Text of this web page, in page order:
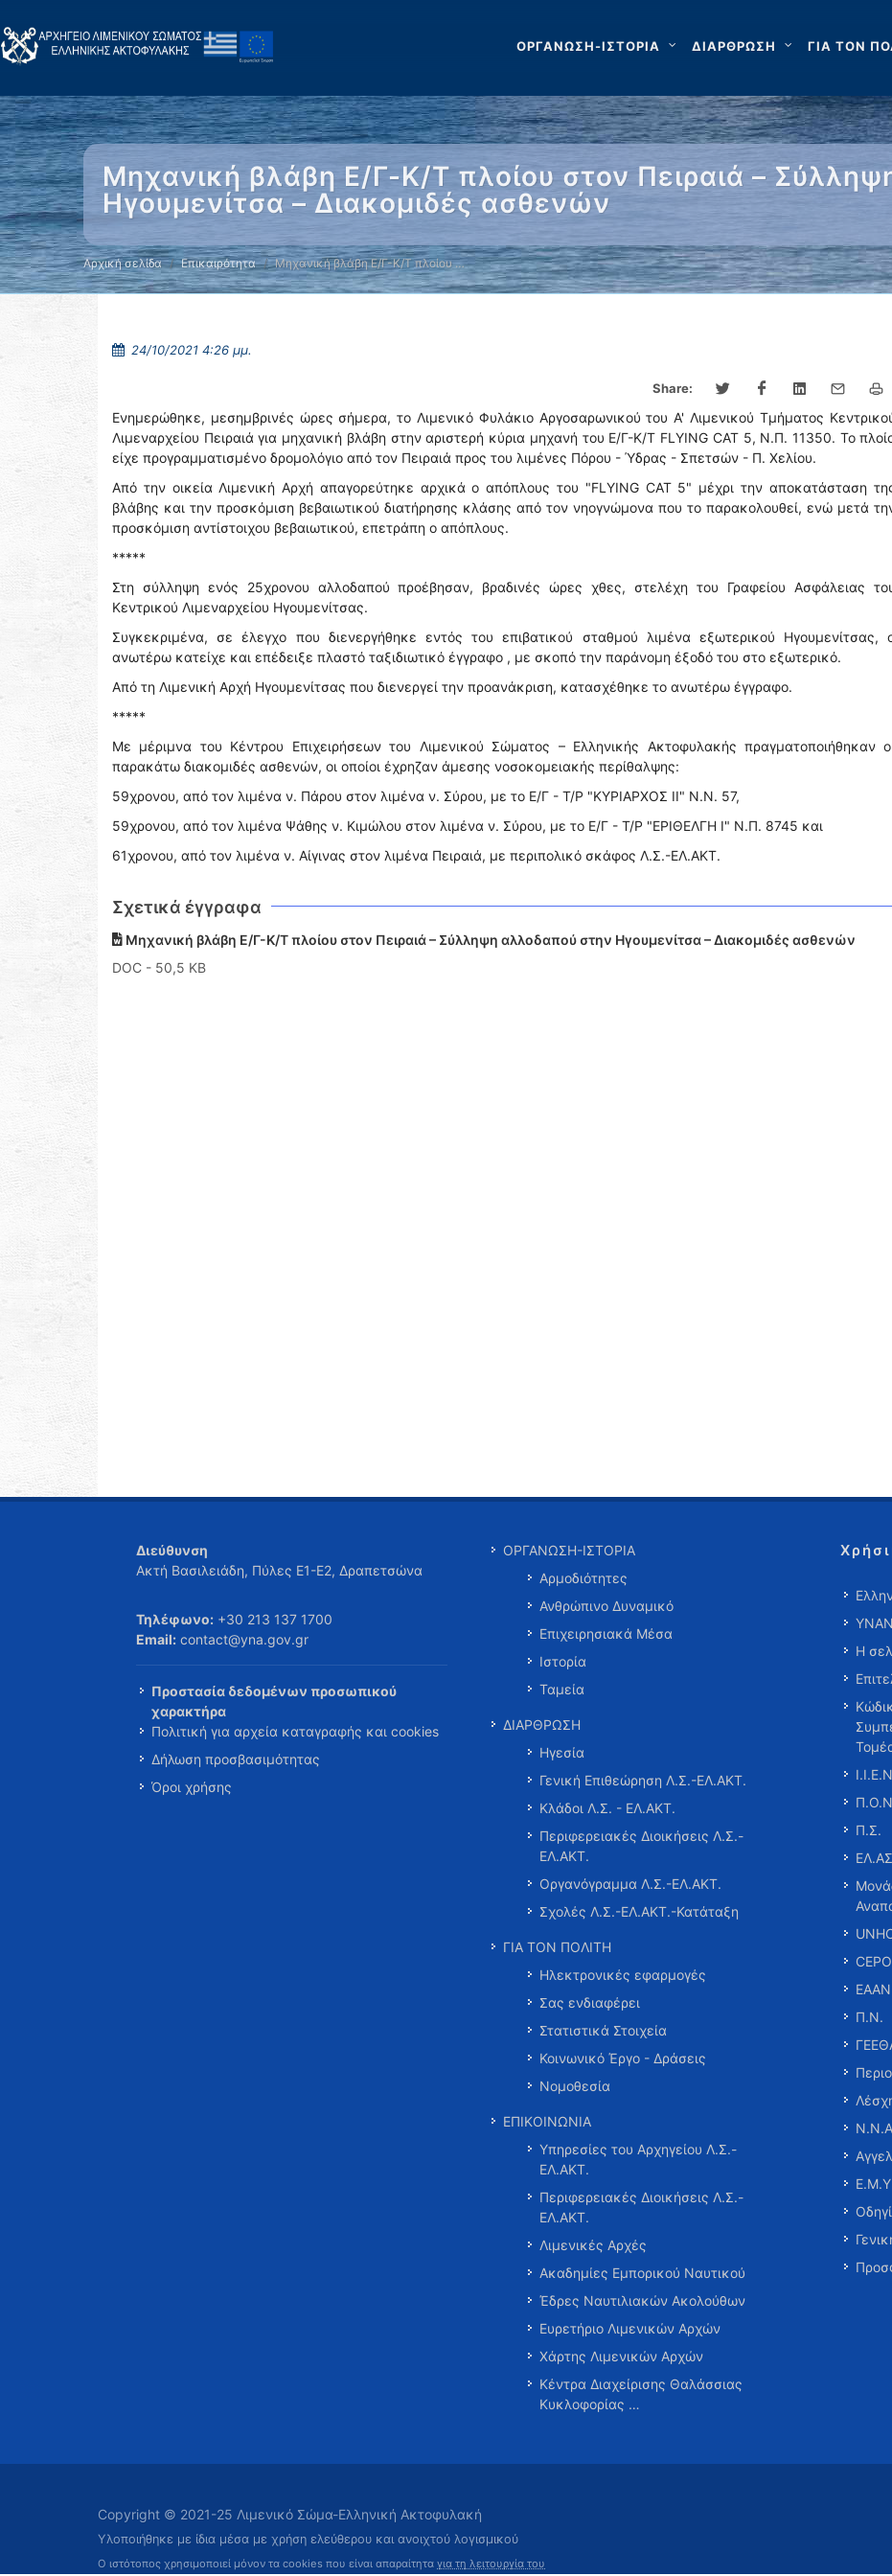
ΟΡΓΑΝΩΣΗ-ΙΣΤΟΡΙΑ ΔΙΑΡΘΡΩΣΗ ΓΙΑ ΤΟΝ
Μηχανική βλάβη Ε/Γ-Κ/Τ πλοίου στον Πειραιά –
Ηγουμενίτσα – Διακομιδές ασθενών
Αρχική σελίδα Επικαιρότητα Μηχανική βλάβη Ε/Γ-Κ/Τ πλοίου …
24/10/2021 4:26 μμ.
Share:
Ενημερώθηκε, μεσημβρινές ώρες σήμερα, το Λιμενικό Φυλάκιο Αργοσαρωνικού του Α' Λιμενικού Τμήματος
Λιμεναρχείου Πειραιά για μηχανική βλάβη στην αριστερή κύρια μηχανή του Ε/Γ-Κ/Τ FLYING CAT 5, Ν.Π. 11350. Το
είχε προγραμματισμένο δρομολόγιο από τον Πειραιά προς του λιμένες Πόρου - Ύδρας - Σπετσών - Π. Χελίου.
Από την οικεία Λιμενική Αρχή απαγορεύτηκε αρχικά ο απόπλους του "FLYING CAT 5" μέχρι την αποκατάσταση
βλάβης και την προσκόμιση βεβαιωτικού διατήρησης κλάσης από τον νηογνώμονα που το παρακολουθεί, ενώ μετά
προσκόμιση αντίστοιχου βεβαιωτικού, επετράπη ο απόπλους.
*****
Στη σύλληψη ενός 25χρονου αλλοδαπού προέβησαν, βραδινές ώρες χθες, στελέχη του Γραφείου Ασφάλειας
Κεντρικού Λιμεναρχείου Ηγουμενίτσας.
Συγκεκριμένα, σε έλεγχο που διενεργήθηκε εντός του επιβατικού σταθμού λιμένα εξωτερικού Ηγουμενίτσας,
ανωτέρω κατείχε και επέδειξε πλαστό ταξιδιωτικό έγγραφο , με σκοπό την παράνομη έξοδό του στο εξωτερικό.
Από τη Λιμενική Αρχή Ηγουμενίτσας που διενεργεί την προανάκριση, κατασχέθηκε το ανωτέρω έγγραφο.
*****
Με μέριμνα του Κέντρου Επιχειρήσεων του Λιμενικού Σώματος – Ελληνικής Ακτοφυλακής πραγματοποιήθηκαν
παρακάτω διακομιδές ασθενών, οι οποίοι έχρηζαν άμεσης νοσοκομειακής περίθαλψης:
59χρονου, από τον λιμένα ν. Πάρου στον λιμένα ν. Σύρου, με το Ε/Γ - Τ/Ρ "ΚΥΡΙΑΡΧΟΣ ΙΙ" Ν.Ν. 57,
59χρονου, από τον λιμένα Ψάθης ν. Κιμώλου στον λιμένα ν. Σύρου, με το Ε/Γ - Τ/Ρ "ΕΡΙΘΕΛΓΗ Ι" Ν.Π. 8745 και
61χρονου, από τον λιμένα ν. Αίγινας στον λιμένα Πειραιά, με περιπολικό σκάφος Λ.Σ.-ΕΛ.ΑΚΤ.
Σχετικά έγγραφα
Μηχανική βλάβη Ε/Γ-Κ/Τ πλοίου στον Πειραιά – Σύλληψη αλλοδαπού στην Ηγουμενίτσα – Διακομιδές ασθενών
DOC - 50,5 KB
Διεύθυνση
Ακτή Βασιλειάδη, Πύλες Ε1-Ε2, Δραπετσώνα
Τηλέφωνο: +30 213 137 1700
Email: contact@yna.gov.gr
Προστασία δεδομένων προσωπικού
χαρακτήρα
Πολιτική για αρχεία καταγραφής και cookies
Δήλωση προσβασιμότητας
Όροι χρήσης
ΟΡΓΑΝΩΣΗ-ΙΣΤΟΡΙΑ
Αρμοδιότητες
Ανθρώπινο Δυναμικό
Επιχειρησιακά Μέσα
Ιστορία
Ταμεία
ΔΙΑΡΘΡΩΣΗ
Ηγεσία
Γενική Επιθεώρηση Λ.Σ.-ΕΛ.ΑΚΤ.
Κλάδοι Λ.Σ. - ΕΛ.ΑΚΤ.
Περιφερειακές Διοικήσεις Λ.Σ.-
ΕΛ.ΑΚΤ.
Οργανόγραμμα Λ.Σ.-ΕΛ.ΑΚΤ.
Σχολές Λ.Σ.-ΕΛ.ΑΚΤ.-Κατάταξη
ΓΙΑ ΤΟΝ ΠΟΛΙΤΗ
Ηλεκτρονικές εφαρμογές
Σας ενδιαφέρει
Στατιστικά Στοιχεία
Κοινωνικό Έργο - Δράσεις
Νομοθεσία
ΕΠΙΚΟΙΝΩΝΙΑ
Υπηρεσίες του Αρχηγείου Λ.Σ.-
ΕΛ.ΑΚΤ.
Περιφερειακές Διοικήσεις Λ.Σ.-
ΕΛ.ΑΚΤ.
Λιμενικές Αρχές
Ακαδημίες Εμπορικού Ναυτικού
Έδρες Ναυτιλιακών Ακολούθων
Ευρετήριο Λιμενικών Αρχών
Χάρτης Λιμενικών Αρχών
Κέντρα Διαχείρισης Θαλάσσιας
Κυκλοφορίας …
Η
Π.Σ.
ΕΑΑΝ
Π.Ν.
Copyright © 2021-25 Λιμενικό Σώμα-Ελληνική Ακτοφυλακή
Υλοποιήθηκε με ίδια μέσα με χρήση ελεύθερου και ανοιχτού λογισμικού
Ο ιστότοπος χρησιμοποιεί μόνον τα cookies που είναι απαραίτητα για τη λειτουργία του